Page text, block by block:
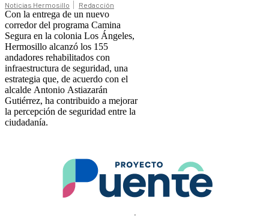
Noticias Hermosillo Redacción
Con la entrega de un nuevo
corredor del programa Camina
Segura en la colonia Los Ángeles,
Hermosillo alcanzó los 155
andadores rehabilitados con
infraestructura de seguridad, una
estrategia que, de acuerdo con el
alcalde Antonio Astiazarán
Gutiérrez, ha contribuido a mejorar
la percepción de seguridad entre la
ciudadanía.
.